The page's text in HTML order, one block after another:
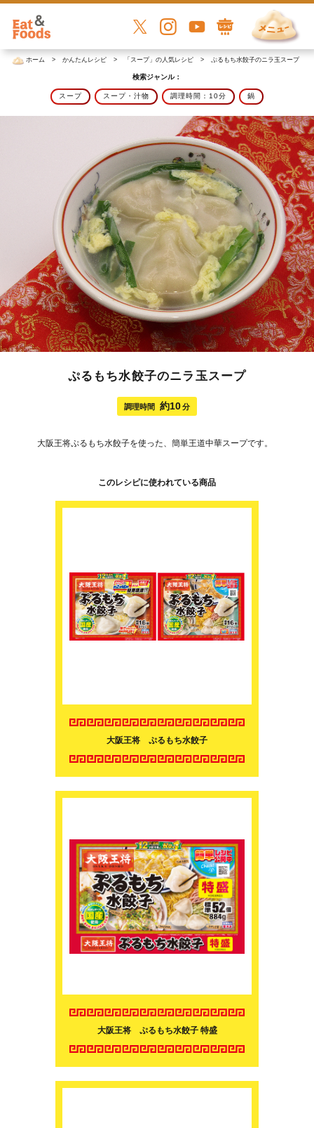
ホーム かんたんレシピ 「スープ」の人気レシピ ぷるもち水餃子のニラ玉スープ
検索ジャンル：
スープ スープ・汁物 調理時間：10分 鍋
ぷるもち水餃子のニラ玉スープ
調理時間 約10分
大阪王将ぷるもち水餃子を使った、簡単王道中華スープです。
このレシピに使われている商品
大阪王将 ぷるもち水餃子
大阪王将 ぷるもち水餃子 特盛